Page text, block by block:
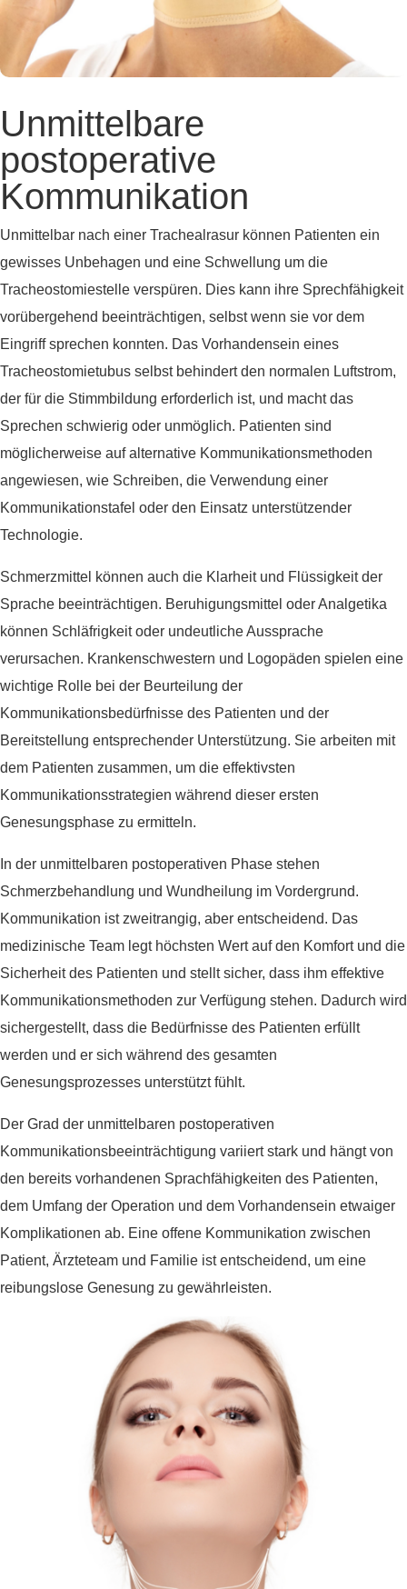
Unmittelbare
postoperative
Kommunikation
Unmittelbar nach einer Trachealrasur können Patienten ein
gewisses Unbehagen und eine Schwellung um die
Tracheostomiestelle verspüren. Dies kann ihre Sprechfähigkeit
vorübergehend beeinträchtigen, selbst wenn sie vor dem
Eingriff sprechen konnten. Das Vorhandensein eines
Tracheostomietubus selbst behindert den normalen Luftstrom,
der für die Stimmbildung erforderlich ist, und macht das
Sprechen schwierig oder unmöglich. Patienten sind
möglicherweise auf alternative Kommunikationsmethoden
angewiesen, wie Schreiben, die Verwendung einer
Kommunikationstafel oder den Einsatz unterstützender
Technologie.
Schmerzmittel können auch die Klarheit und Flüssigkeit der
Sprache beeinträchtigen. Beruhigungsmittel oder Analgetika
können Schläfrigkeit oder undeutliche Aussprache
verursachen. Krankenschwestern und Logopäden spielen eine
wichtige Rolle bei der Beurteilung der
Kommunikationsbedürfnisse des Patienten und der
Bereitstellung entsprechender Unterstützung. Sie arbeiten mit
dem Patienten zusammen, um die effektivsten
Kommunikationsstrategien während dieser ersten
Genesungsphase zu ermitteln.
In der unmittelbaren postoperativen Phase stehen
Schmerzbehandlung und Wundheilung im Vordergrund.
Kommunikation ist zweitrangig, aber entscheidend. Das
medizinische Team legt höchsten Wert auf den Komfort und die
Sicherheit des Patienten und stellt sicher, dass ihm effektive
Kommunikationsmethoden zur Verfügung stehen. Dadurch wird
sichergestellt, dass die Bedürfnisse des Patienten erfüllt
werden und er sich während des gesamten
Genesungsprozesses unterstützt fühlt.
Der Grad der unmittelbaren postoperativen
Kommunikationsbeeinträchtigung variiert stark und hängt von
den bereits vorhandenen Sprachfähigkeiten des Patienten,
dem Umfang der Operation und dem Vorhandensein etwaiger
Komplikationen ab. Eine offene Kommunikation zwischen
Patient, Ärzteteam und Familie ist entscheidend, um eine
reibungslose Genesung zu gewährleisten.